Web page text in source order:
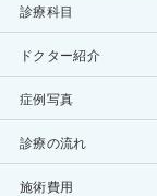
診療科目
ドクター紹介
症例写真
診療の流れ
施術費用